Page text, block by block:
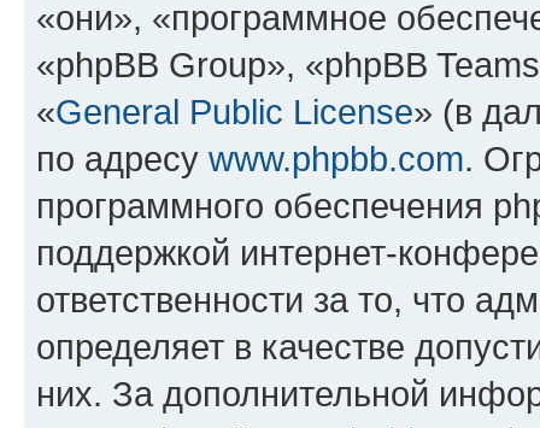
«они», «программное
«phpBB Group», «phpBB
«General Public License» (в
по адресу www.phpbb.com.
программного обеспечения
поддержкой интернет-
ответственности за то, что
определяет в качестве
них. За дополнительной